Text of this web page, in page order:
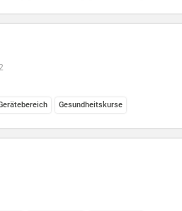
Gesundheitskurse